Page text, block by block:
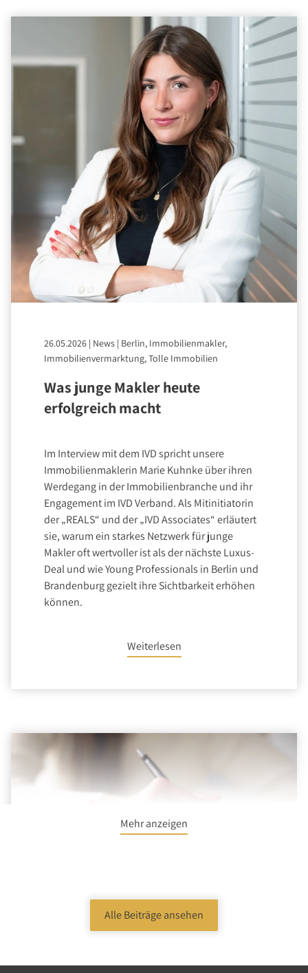
26.05.2026 | News | Berlin, Immobilienmakler,
Immobilienvermarktung, Tolle Immobilien
Was junge Makler heute
erfolgreich macht
Im Interview mit dem IVD spricht unsere
Immobilienmaklerin Marie Kuhnke über ihren
Werdegang in der Immobilienbranche und ihr
Engagement im IVD Verband. Als Mitinitiatorin
der „REALS“ und der „IVD Associates“ erläutert
sie, warum ein starkes Netzwerk für junge
Makler oft wertvoller ist als der nächste Luxus-
Deal und wie Young Professionals in Berlin und
Brandenburg gezielt ihre Sichtbarkeit erhöhen
können.
Weiterlesen
|News|Immobilienpolitik, Tolle
Mehr anzeigen
Alle Beiträge ansehen